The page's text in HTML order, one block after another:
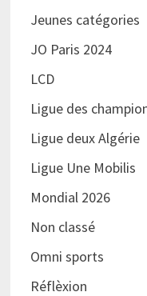
Jeunes catégories
JO Paris 2024
LCD
Ligue des
Ligue deux Algérie
Ligue Une Mobilis
Mondial 2026
Non classé
Omni sports
Réflèxion